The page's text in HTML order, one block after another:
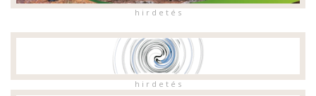
h i r d e t é s
h i r d e t é s